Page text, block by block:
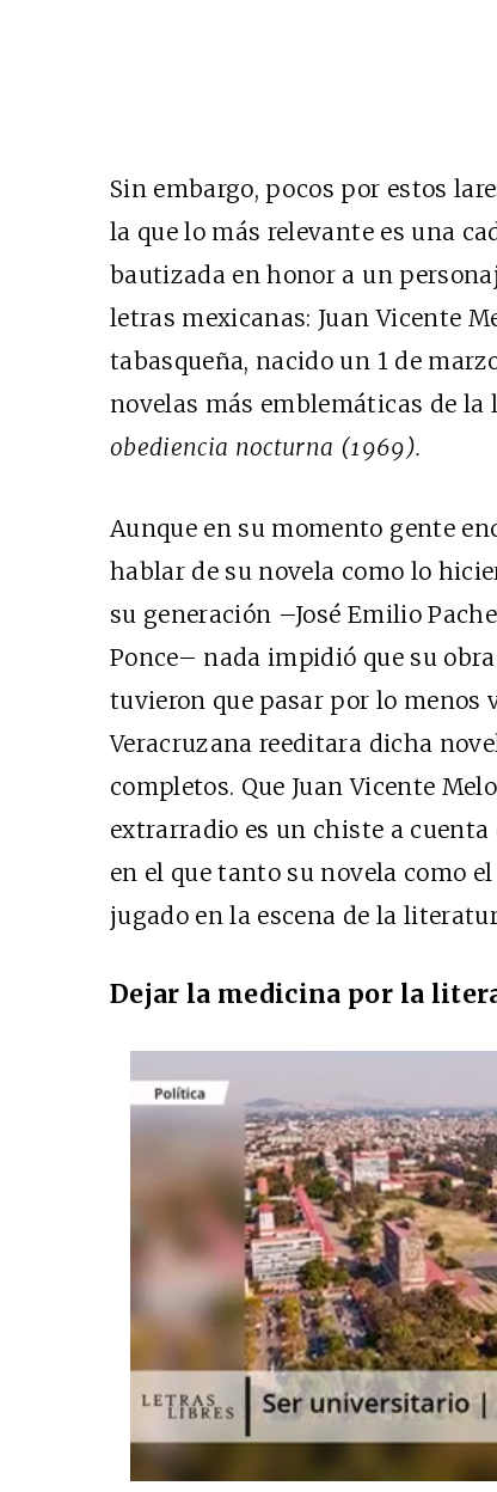
Sin embargo, pocos por estos
la que lo más relevante es una
bautizada en honor a un
letras mexicanas: Juan Vicente
tabasqueña, nacido un 1 de
novelas más emblemáticas de
obediencia nocturna (1969).
Aunque en su momento gente
hablar de su novela como lo
su generación –José Emilio
Ponce– nada impidió que su
tuvieron que pasar por lo menos
Veracruzana reeditara dicha
completos. Que Juan Vicente
extrarradio es un chiste a
en el que tanto su novela como
jugado en la escena de la
Dejar la medicina por la